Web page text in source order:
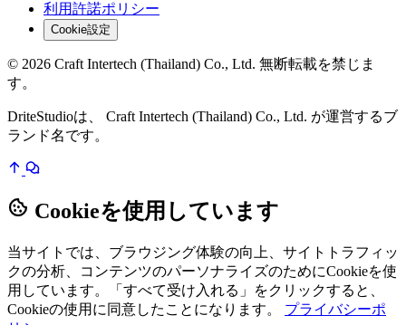
利用許諾ポリシー
Cookie設定
© 2026 Craft Intertech (Thailand) Co., Ltd. 無断転載を禁じま
す。
DriteStudioは、 Craft Intertech (Thailand) Co., Ltd. が運営するブ
ランド名です。
Cookieを使用しています
当サイトでは、ブラウジング体験の向上、サイトトラフィッ
クの分析、コンテンツのパーソナライズのためにCookieを使
用しています。「すべて受け入れる」をクリックすると、
Cookieの使用に同意したことになります。 プライバシーポ